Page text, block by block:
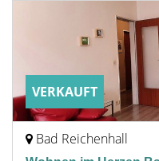
VERKAUFT
Bad Reichenhall